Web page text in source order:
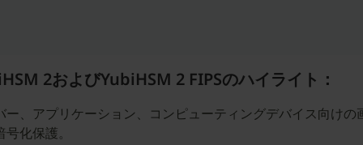
2およびYubiHSM 2 FIPSのハイライト：
ー、アプリケーション、コンピューティングデバイス向けの
化保護。